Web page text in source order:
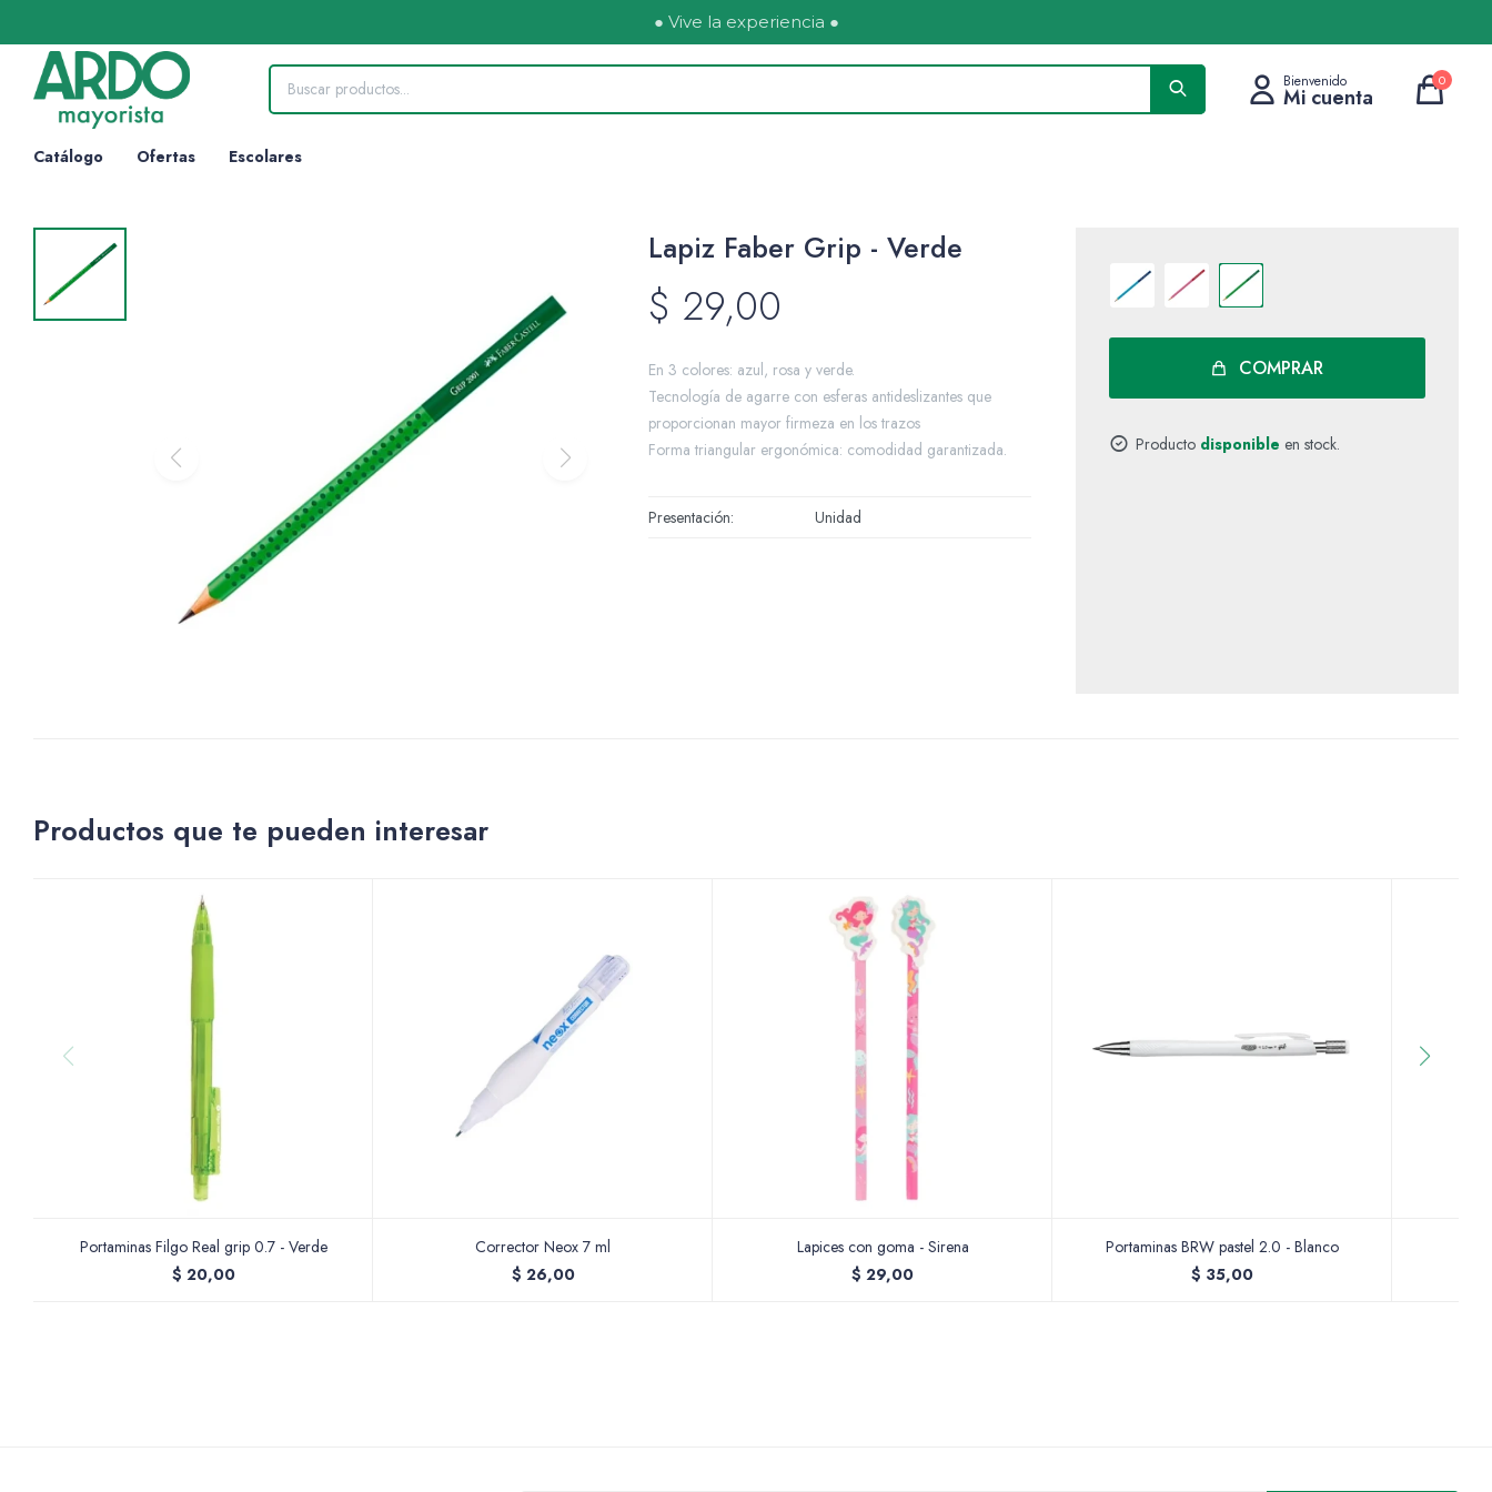
● Vive la experiencia ●
Catálogo Ofertas Escolares
0
Lapiz Faber Grip - Verde
$ 29,00
En 3 colores: azul, rosa y verde.
Tecnología de agarre con esferas antideslizantes que
proporcionan mayor firmeza en los trazos
Forma triangular ergonómica: comodidad garantizada.
Presentación Unidad
COMPRAR
Producto disponible en stock.
Productos que te pueden interesar
Portaminas Filgo Real grip 0.7 - Verde
$ 20,00
Corrector Neox 7 ml
$ 26,00
Lapices con goma - Sirena
$ 29,00
Portaminas BRW pastel 2.0 - Blanco
$ 35,00